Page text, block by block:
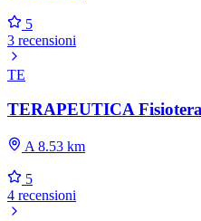
5
3 recensioni
TE
TERAPEUTICA
A 8.53 km
5
4 recensioni